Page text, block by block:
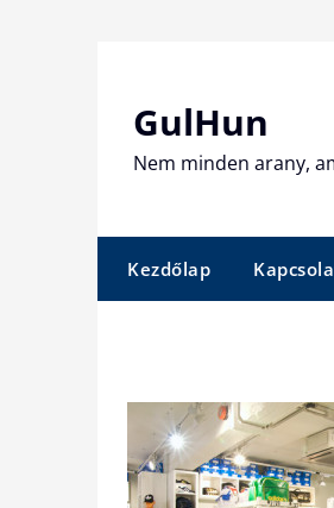
GulHun
Nem minden arany,
Kezdőlap